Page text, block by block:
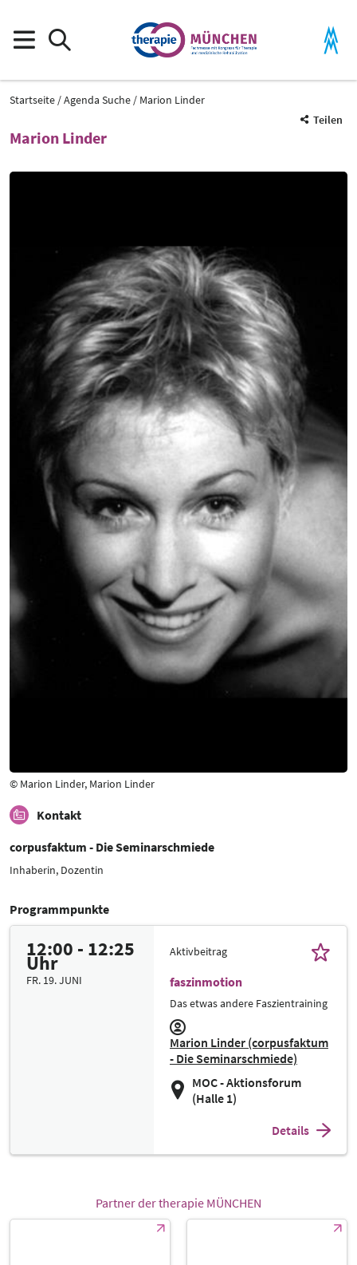
Startseite Agenda Suche
Marion Linder
Teilen
Marion Linder
© Marion Linder, Marion Linder
Kontakt
corpusfaktum - Die Seminarschmiede
Inhaberin, Dozentin
Programmpunkte
12:00 - 12:25
Uhr
FR. 19. JUNI
Aktivbeitrag
faszinmotion
Das etwas andere Faszientraining
Marion Linder (corpusfaktum
- Die Seminarschmiede)
MOC - Aktionsforum
(Halle 1)
Details
Partner der therapie MÜNCHEN